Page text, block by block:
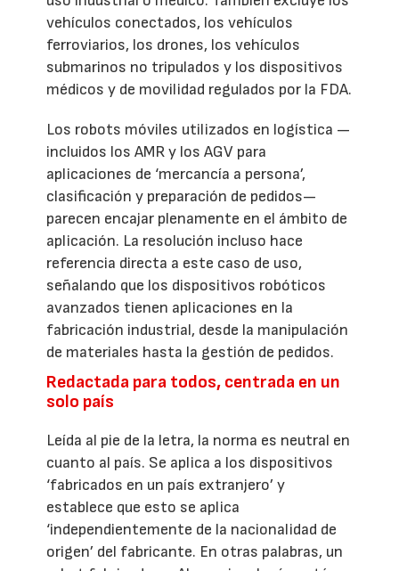
vehículos conectados, los vehículos
ferroviarios, los drones, los vehículos
submarinos no tripulados y los dispositivos
médicos y de movilidad regulados por la FDA.
Los robots móviles utilizados en logística —
incluidos los AMR y los AGV para
aplicaciones de ‘mercancía a persona’,
clasificación y preparación de pedidos—
parecen encajar plenamente en el ámbito de
aplicación. La resolución incluso hace
referencia directa a este caso de uso,
señalando que los dispositivos robóticos
avanzados tienen aplicaciones en la
fabricación industrial, desde la manipulación
de materiales hasta la gestión de pedidos.
Redactada para todos, centrada en un
solo país
Leída al pie de la letra, la norma es neutral en
cuanto al país. Se aplica a los dispositivos
‘fabricados en un país extranjero’ y
establece que esto se aplica
‘independientemente de la nacionalidad de
origen’ del fabricante. En otras palabras, un